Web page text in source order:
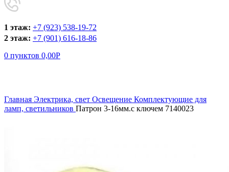
1 этаж: +7 (923) 538-19-72
2 этаж: +7 (901) 616-18-86
0 пунктов 0,00Р
Главная Электрика, свет Освещение Комплектующие для
ламп, светильников Патрон 3-16мм.с ключем 7140023